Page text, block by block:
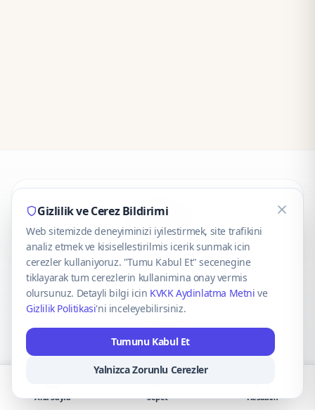
CaseOnn
© 2025 CaseOnn. Tüm hakları saklıdır.
VISA Mastercard
Gizlilik ve Cerez Bildirimi
Web sitemizde deneyiminizi iyilestirmek, site trafikini
analiz etmek ve kisisellestirilmis icerik sunmak icin
cerezler kullaniyoruz. "Tumu Kabul Et" secenegine
tiklayarak tum cerezlerin kullanimina onay vermis
olursunuz. Detayli bilgi icin KVKK Aydinlatma Metni ve
Gizlilik Politikasi'ni inceleyebilirsiniz.
Tumunu Kabul Et
Yalnizca Zorunlu Cerezler
Ana Sayfa Sepet Hesabım